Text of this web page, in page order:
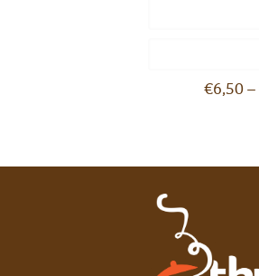
€6,50–